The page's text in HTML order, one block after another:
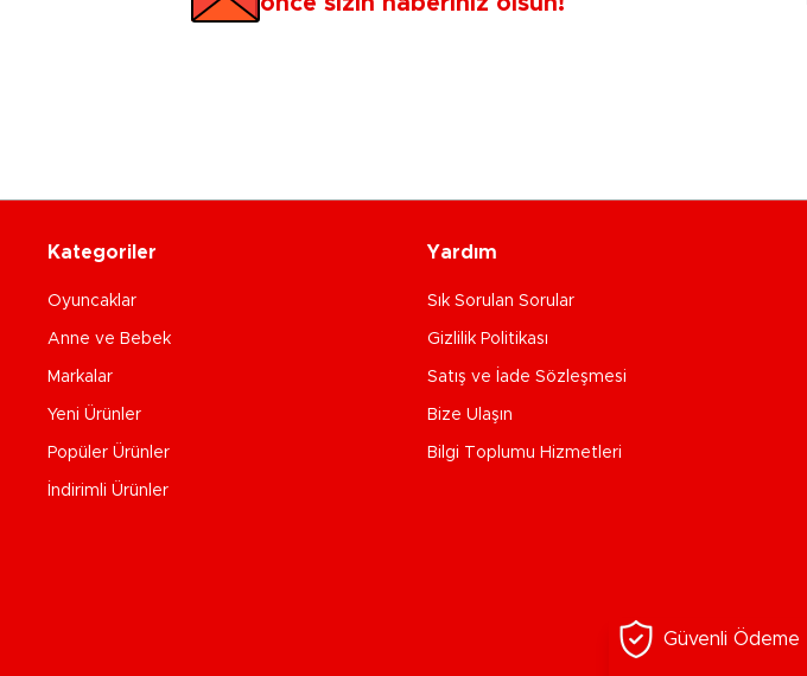
Kategoriler
Oyuncaklar
Anne ve Bebek
Markalar
Yeni Ürünler
Popüler Ürünler
İndirimli Ürünler
Yardım
Sık Sorulan Sorular
Gizlilik Politikası
Satış ve İade Sözleşmesi
Bize Ulaşın
Bilgi Toplumu Hizmetleri
Güvenli Ödeme